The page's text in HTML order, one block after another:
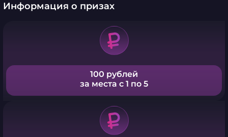
Информация о призах
100 рублей
за места с 1 по 5